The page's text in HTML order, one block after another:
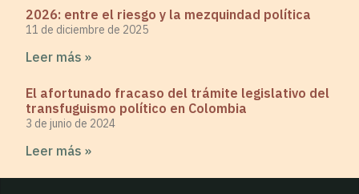
2026: entre el riesgo y la mezquindad política
11 de diciembre de 2025
Leer más »
El afortunado fracaso del trámite legislativo del
transfuguismo político en Colombia
3 de junio de 2024
Leer más »